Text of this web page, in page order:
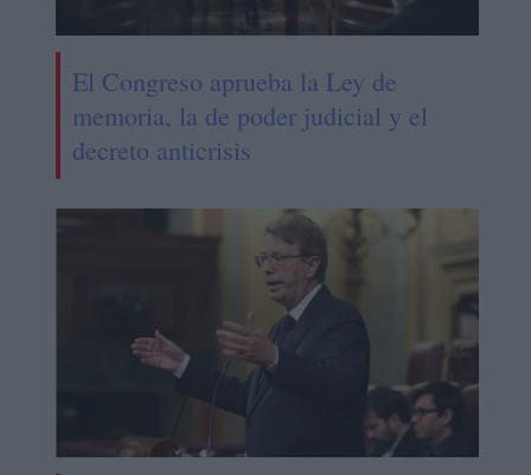
El Congreso aprueba la Ley de
memoria, la de poder judicial y el
decreto anticrisis